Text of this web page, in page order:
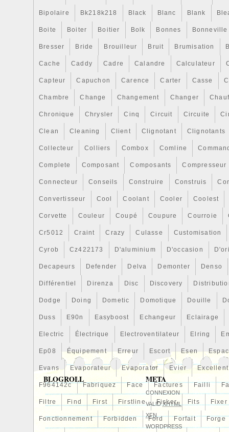
Bipolaire Bk218k218 Black Blanc Blank
Boite Boiter Boitier Bolk Bonnes Bonneville
Bresser Bride Brouilleur Bruit Brumisation
Cache Caddy Cadre Calandre Calculateur
Capteur Capuchon Carence Carter Casse
Chambre Change Changement Changer
Chronique Chrysler Cinq Circuit Circuite
Clean Cleaning Client Clignotant Clignotants
Collecteur Colliers Combox Comline
Complete Composant Composants Compresseur
Connecteur Conseils Construire Construis
Convertisseur Cool Coolant Cooler Coolest
Corvette Couleur Coupé Coupure Courroie
Cr5012 Craint Crazy Culasse Customisation
Cyrob Cz422173 D'aluminium D'occasion
Decapeurs Defender Delva Demonter Denso
Différentiel Direnza Disc Discovery
Dodge Doing Dometic Domotique Douille
Duss E90n Easyboost Echangeur Eclairage
Electric Électrique Electroventilateur Elring
Ep08 Équipement Erreur Escort Esen
Evans Evaporateur Evaporator Evier Excellent
F964142c Fabriquez Face Factures Failli
Filtre Find First Firstline Fisker Fits Fixer
Fonctionnement Forbidden Ford Forfait Forge
BLOGROLL META
CONNEXION
VALIDXHTML
XFN
WORDPRESS